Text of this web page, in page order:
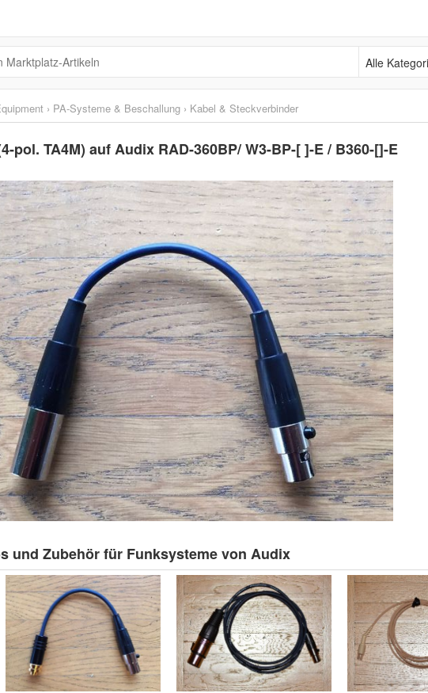
Alle Kategorien
› PA-Systeme & Beschallung › Kabel & Steckverbinder
pol. TA4M) auf Audix RAD-360BP/ W3-BP-[ ]-E / B360-[]-E
und Zubehör für Funksysteme von Audix